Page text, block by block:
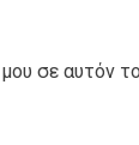
σε αυτόν